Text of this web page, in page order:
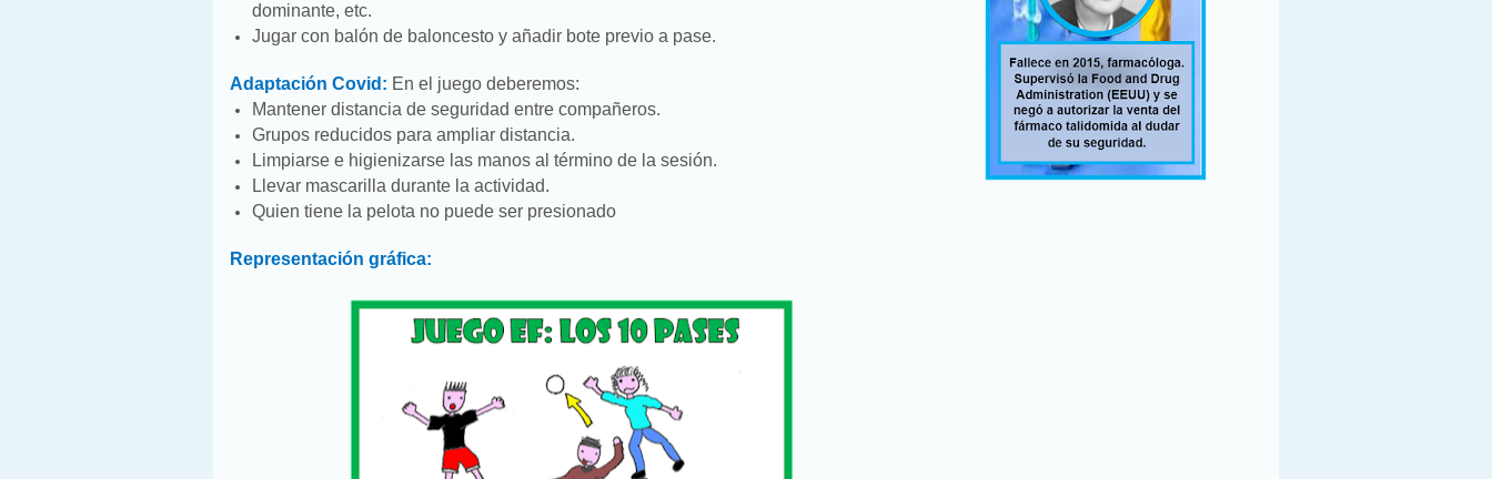
dominante, etc.
Jugar con balón de baloncesto y añadir bote previo a pase.
Adaptación Covid: En el juego deberemos:
Mantener distancia de seguridad entre compañeros.
Grupos reducidos para ampliar distancia.
Limpiarse e higienizarse las manos al término de la sesión.
Llevar mascarilla durante la actividad.
Quien tiene la pelota no puede ser presionado
Representación gráfica: